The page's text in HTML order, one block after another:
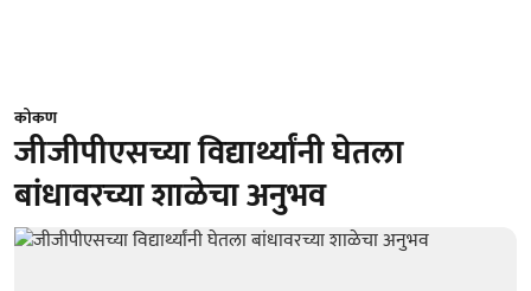
कोकण
जीजीपीएसच्या विद्यार्थ्यांनी घेतला
बांधावरच्या शाळेचा अनुभव